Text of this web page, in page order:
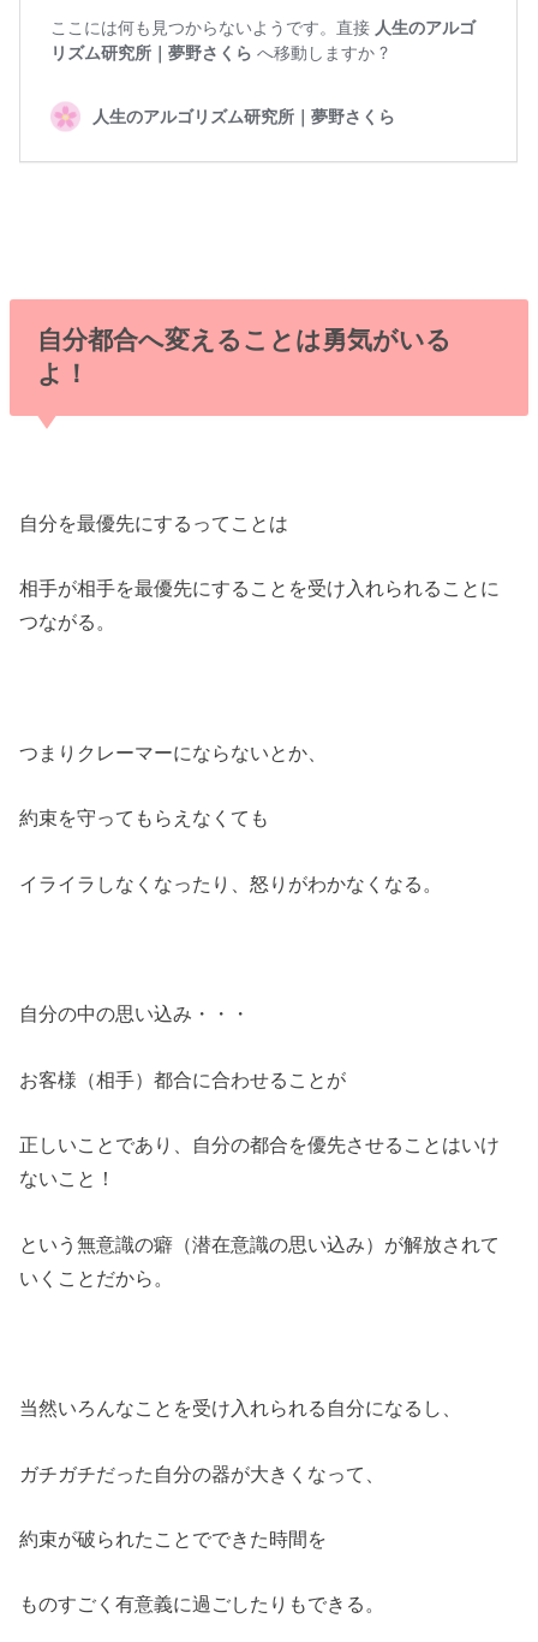
自分都合へ変えることは勇気がいる
よ！
自分を最優先にするってことは
相手が相手を最優先にすることを受け入れられることに
つながる。
つまりクレーマーにならないとか、
約束を守ってもらえなくても
イライラしなくなったり、怒りがわかなくなる。
自分の中の思い込み・・・
お客様（相手）都合に合わせることが
正しいことであり、自分の都合を優先させることはいけ
ないこと！
という無意識の癖（潜在意識の思い込み）が解放されて
いくことだから。
当然いろんなことを受け入れられる自分になるし、
ガチガチだった自分の器が大きくなって、
約束が破られたことでできた時間を
ものすごく有意義に過ごしたりもできる。